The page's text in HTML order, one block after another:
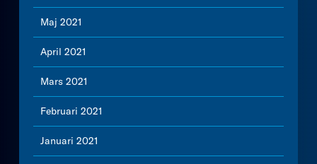
Maj 2021
April 2021
Mars 2021
Februari 2021
Januari 2021